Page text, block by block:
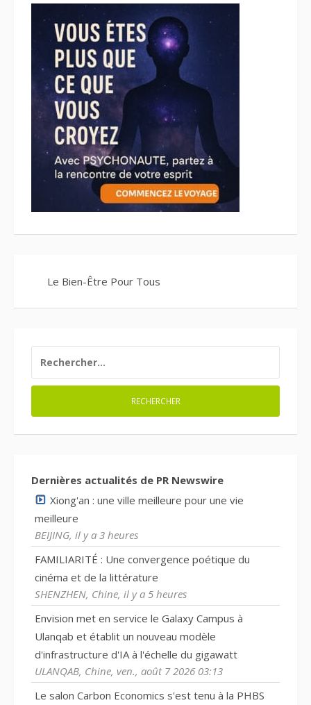
Le Bien-Être Pour Tous
Dernières actualités de PR Newswire
Xiong'an : une ville meilleure pour une vie
meilleure
BEIJING, il y a 3 heures
FAMILIARITÉ : Une convergence poétique du
cinéma et de la littérature
SHENZHEN, Chine, il y a 5 heures
Envision met en service le Galaxy Campus à
Ulanqab et établit un nouveau modèle
d'infrastructure d'IA à l'échelle du gigawatt
ULANQAB, Chine, ven., août 7 2026 03:13
Le salon Carbon Economics s'est tenu à la PHBS